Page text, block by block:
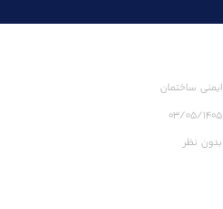
ایمنی ساختمان
03/05/1405
بدون نظر